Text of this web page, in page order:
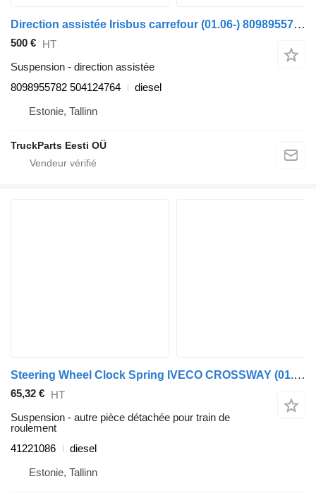
Direction assistée Irisbus carrefour (01.06-) 8098955782 pour Irisbus Arway, Crossway, Crealis, Magelys, Proway, Daily Tourys (2006-)
500 € HT
Suspension - direction assistée
8098955782 504124764
diesel
Estonie, Tallinn
TruckParts Eesti OÜ
Steering Wheel Clock Spring IVECO CROSSWAY (01.06-) 41221086 pour Irisbus Arway, Crossway, Crealis, Magelys, Proway, Daily Tourys (2006-)
65,32 € HT
Suspension - autre pièce détachée pour train de
roulement
41221086
diesel
Estonie, Tallinn